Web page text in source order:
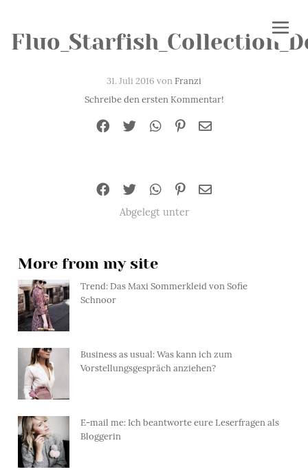
31. Juli 2016 vonFranzi
Schreibe den ersten Kommentar!
Abgelegt unter
More from my site
Trend: Das Maxi Sommerkleid von Sofie
Schnoor
Business as usual: Was kann ich zum
Vorstellungsgespräch anziehen?
E-mail me: Ich beantworte eure Leserfragen als
Bloggerin